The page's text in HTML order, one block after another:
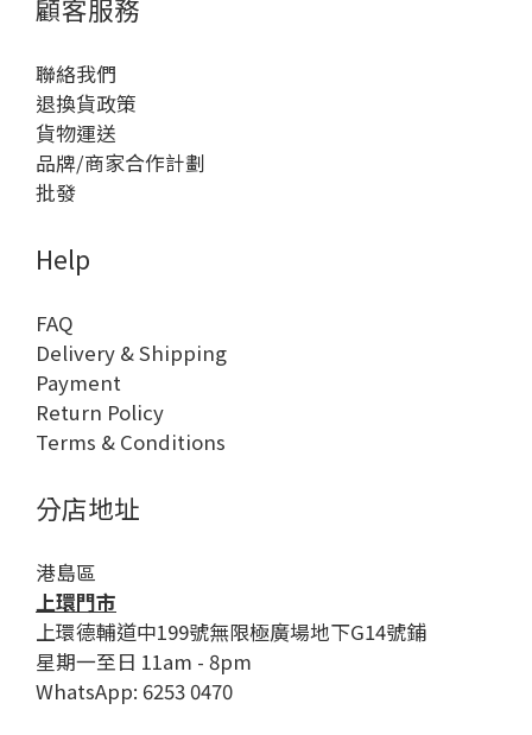
顧客服務
聯絡我們
退換貨政策
貨物運送
品牌/商家合作計劃
批發
Help
FAQ
Delivery & Shipping
Payment
Return Policy
Terms & Conditions
分店地址
港島區
上環門市
上環德輔道中199號無限極廣場地下G14號鋪
星期一至日 11am - 8pm
WhatsApp: 6253 0470